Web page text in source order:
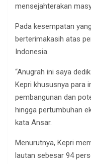
mensejahterakan
Pada kesempatan
berterimakasih atas
Indonesia.
“Anugrah ini saya
Kepri khususnya para
pembangunan dan
hingga pertumbuhan
kata Ansar.
Menurutnya, Kepri
lautan sebesar 94